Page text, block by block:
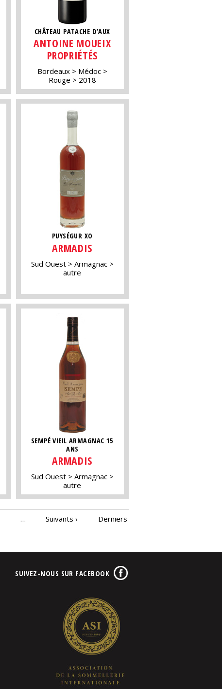
CHÂTEAU PATACHE D’AUX
ANTOINE MOUEIX
PROPRIÉTÉS
Bordeaux
Médoc
Rouge
2018
PUYSÉGUR XO
ARMADIS
Sud Ouest
Armagnac
autre
SEMPÉ VIEIL ARMAGNAC 15
ANS
ARMADIS
Sud Ouest
Armagnac
autre
… Suivants ›
Derniers
SUIVEZ-NOUS SUR FACEBOOK